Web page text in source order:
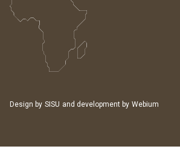
Design by SISU and development by Webium